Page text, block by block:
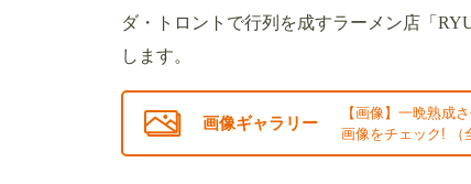
ダ・トロントで行列を成すラーメン店「
します。
画像ギャラリー
【画像】一晩熟成
画像をチェック! （